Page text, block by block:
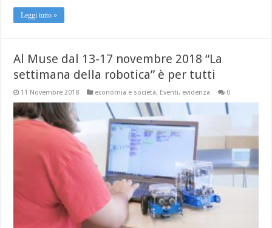
Leggi tutto »
Al Muse dal 13-17 novembre 2018 “La
settimana della robotica” è per tutti
11 Novembre 2018 economia e società, Eventi, evidenza 0